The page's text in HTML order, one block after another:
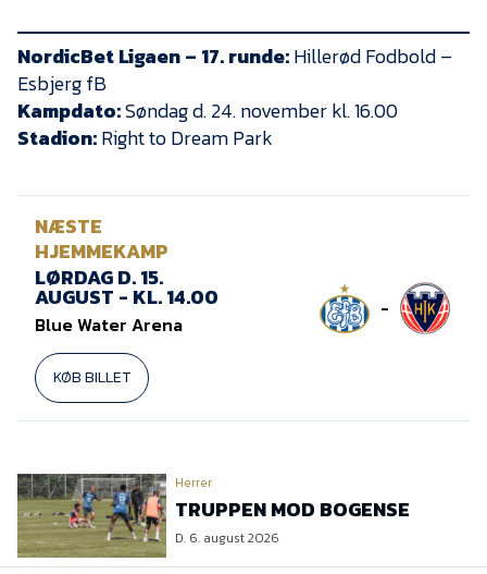
NordicBet Ligaen – 17. runde:Hillerød Fodbold –
Esbjerg fB
Kampdato:Søndag d. 24. november kl. 16.00
Stadion:Right to Dream Park
NÆSTE
HJEMMEKAMP
LØRDAG D. 15.
AUGUST - KL. 14.00
Blue Water Arena
KØB BILLET
-
Herrer
TRUPPEN MOD BOGENSE
D. 6. august 2026